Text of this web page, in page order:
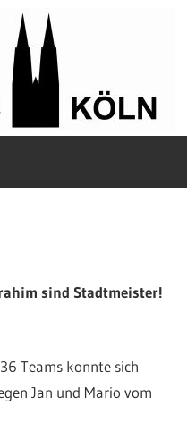
sind Stadtmeister!
Teams konnte sich
Jan und Mario vom